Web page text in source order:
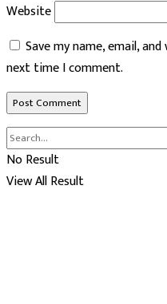
Website
Save my name, email,
next time I comment.
No Result
View All Result